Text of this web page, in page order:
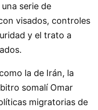
serie de
visados, controles
y el trato a
la de Irán, la
somalí Omar
migratorias de